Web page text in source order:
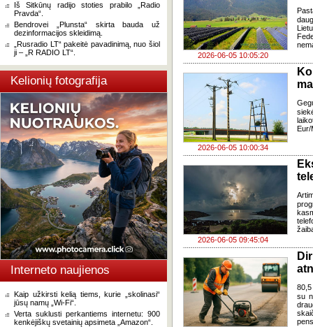
Iš Sitkūnų radijo stoties prabilo „Radio
Pravda“.
Bendrovei „Plunsta“ skirta bauda už
dezinformacijos skleidimą.
„Rusradio LT“ pakeitė pavadinimą, nuo šiol
ji – „R RADIO LT“.
Kelionių fotografija
Interneto naujienos
Kaip užkirsti kelią tiems, kurie „skolinasi“
jūsų namų „Wi-Fi“.
Verta suklusti perkantiems internetu: 900
kenkėjiškų svetainių apsimeta „Amazon“.
2026-06-05 10:05:20
2026-06-05 10:00:34
Eur/
2026-06-05 09:45:04
su